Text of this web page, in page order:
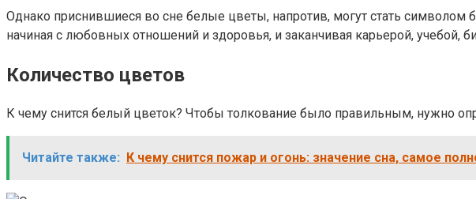
Однако приснившиеся во сне белые цветы, напротив, могут стать символом
начиная с любовных отношений и здоровья, и заканчивая карьерой, учебой,
Количество цветов
К чему снится белый цветок? Чтобы толкование было правильным, нужно
Читайте также: К чему снится пожар и огонь: значение сна, самое